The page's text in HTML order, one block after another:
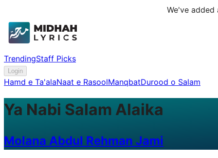
We've
TrendingStaff Picks
Login
Hamd e Ta'alaNaat e RasoolManqbatDurood o Salam
Ya Nabi Salam Alaika
Molana Abdul Rehman Jami